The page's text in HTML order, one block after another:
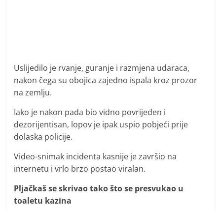
Uslijedilo je rvanje, guranje i razmjena udaraca,
nakon čega su obojica zajedno ispala kroz prozor
na zemlju.
Iako je nakon pada bio vidno povrijeđen i
dezorijentisan, lopov je ipak uspio pobjeći prije
dolaska policije.
Video-snimak incidenta kasnije je završio na
internetu i vrlo brzo postao viralan.
Pljačkaš se skrivao tako što se presvukao u
toaletu kazina